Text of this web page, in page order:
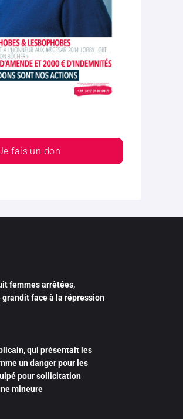
fais un don
femmes arrêtées,
grandit face à la répression
qui présentait les
un danger pour les
pour sollicitation
mineure